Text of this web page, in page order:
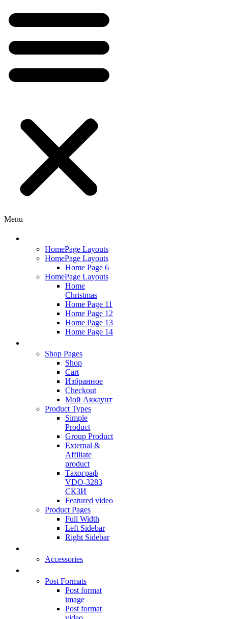
Menu
HomePage Layouts
HomePage Layouts
Home Page 6
HomePage Layouts
Home
Christmas
Home Page 11
Home Page 12
Home Page 13
Home Page 14
Shop Pages
Shop
Cart
Избранное
Checkout
Мой Аккаунт
Product Types
Simple
Product
Group Product
External &
Affiliate
product
Тахограф
VDO-3283
СКЗИ
Featured video
Product Pages
Full Width
Left Sidebar
Right Sidebar
Accessories
Post Formats
Post format
image
Post format